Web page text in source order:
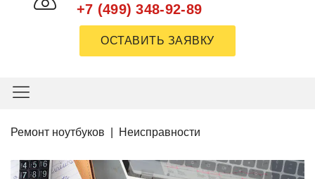
+7 (499) 348-92-89
ОСТАВИТЬ ЗАЯВКУ
Ремoнт нoутбукoв Неисправнoсти